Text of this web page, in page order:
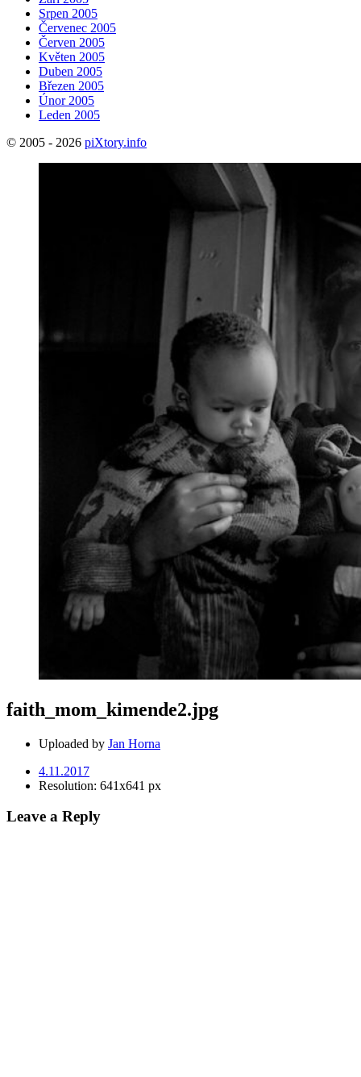
Srpen 2005
Červenec 2005
Červen 2005
Květen 2005
Duben 2005
Březen 2005
Únor 2005
Leden 2005
© 2005 - 2026 piXtory.info
faith_mom_kimende2.jpg
Uploaded by Jan Horna
4.11.2017
Resolution: 641x641 px
Leave a Reply